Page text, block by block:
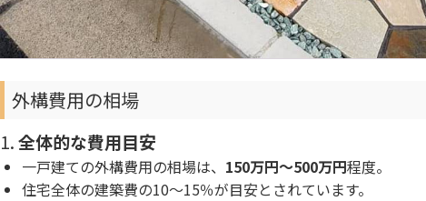
外構費用の相場
1.全体的な費用目安
一戸建ての外構費用の相場は、 150万円～500万円程度。
住宅全体の建築費の10～15％が目安とされています。